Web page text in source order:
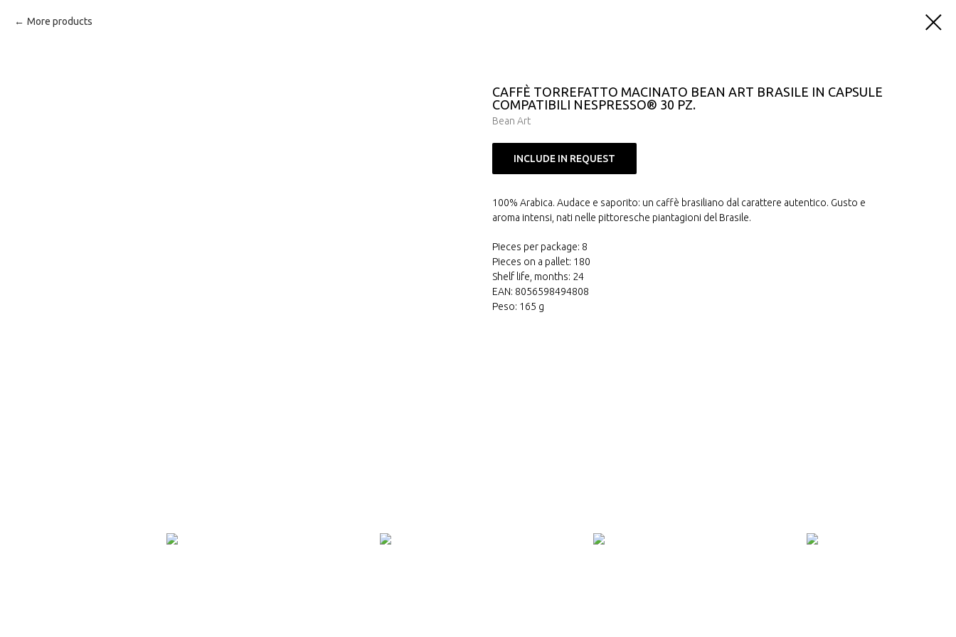
More products
CAFFÈ TORREFATTO MACINATO BEAN ART BRASILE IN CAPSULE
COMPATIBILI NESPRESSO® 30 PZ.
Bean Art
INCLUDE IN REQUEST
100% Arabica. Audace e saporito: un caffè brasiliano dal carattere autentico. Gusto e
aroma intensi, nati nelle pittoresche piantagioni del Brasile.
Pieces per package: 8
Pieces on a pallet: 180
Shelf life, months: 24
EAN: 8056598494808
Peso: 165 g